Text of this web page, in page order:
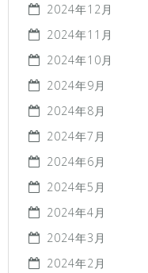
2024年12月
2024年11月
2024年10月
2024年9月
2024年8月
2024年7月
2024年6月
2024年5月
2024年4月
2024年3月
2024年2月